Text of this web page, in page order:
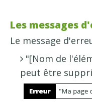
Les messages
Le message
"[Nom de
peut être